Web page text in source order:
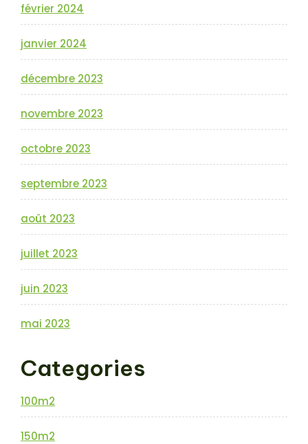
février 2024
janvier 2024
décembre 2023
novembre 2023
octobre 2023
septembre 2023
août 2023
juillet 2023
juin 2023
mai 2023
Categories
100m2
150m2